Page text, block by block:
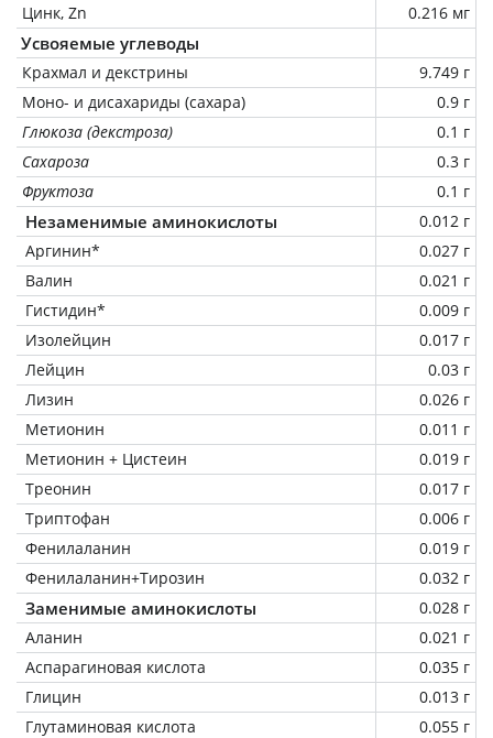
Цинк, Zn
0.216 мг
Усвояемые углеводы
Крахмал и декстрины
9.749 г
Моно- и дисахариды (сахара)
0.9 г
Глюкоза (декстроза)
0.1 г
Сахароза
0.3 г
Фруктоза
0.1 г
Незаменимые аминокислоты
0.012 г
Аргинин*
0.027 г
Валин
0.021 г
Гистидин*
0.009 г
Изолейцин
0.017 г
Лейцин
0.03 г
Лизин
0.026 г
Метионин
0.011 г
Метионин + Цистеин
0.019 г
Треонин
0.017 г
Триптофан
0.006 г
Фенилаланин
0.019 г
Фенилаланин+Тирозин
0.032 г
Заменимые аминокислоты
0.028 г
Аланин
0.021 г
Аспарагиновая кислота
0.035 г
Глицин
0.013 г
Глутаминовая кислота
0.055 г